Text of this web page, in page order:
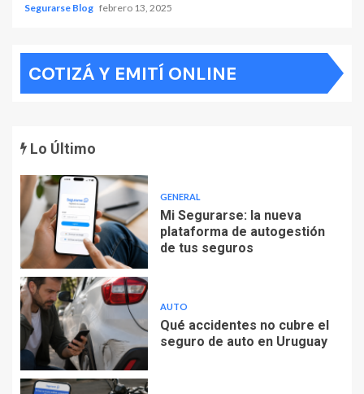
Segurarse Blog febrero 13, 2025
COTIZÁ Y EMITÍ ONLINE
Lo Último
GENERAL
Mi Segurarse: la nueva
plataforma de autogestión
de tus seguros
AUTO
Qué accidentes no cubre el
seguro de auto en Uruguay